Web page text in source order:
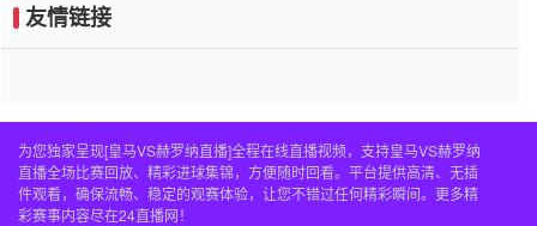
友情链接
为您独家呈现[皇马VS赫罗纳直播]全程在线直播视频，支持皇马VS赫罗纳
直播全场比赛回放、精彩进球集锦，方便随时回看。平台提供高清、无插
件观看，确保流畅、稳定的观赛体验，让您不错过任何精彩瞬间。更多精
彩赛事内容尽在24直播网！